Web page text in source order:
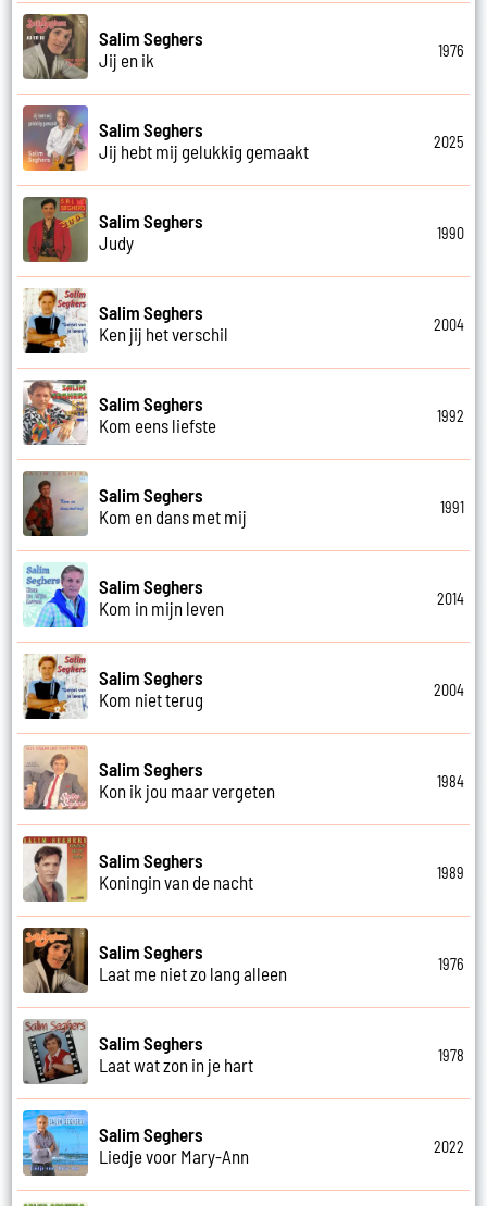
Salim Seghers
Jij en ik
1976
Salim Seghers
Jij hebt mij gelukkig gemaakt
2025
Salim Seghers
Judy
1990
Salim Seghers
Ken jij het verschil
2004
Salim Seghers
Kom eens liefste
1992
Salim Seghers
Kom en dans met mij
1991
Salim Seghers
Kom in mijn leven
2014
Salim Seghers
Kom niet terug
2004
Salim Seghers
Kon ik jou maar vergeten
1984
Salim Seghers
Koningin van de nacht
1989
Salim Seghers
Laat me niet zo lang alleen
1976
Salim Seghers
Laat wat zon in je hart
1978
Salim Seghers
Liedje voor Mary-Ann
2022